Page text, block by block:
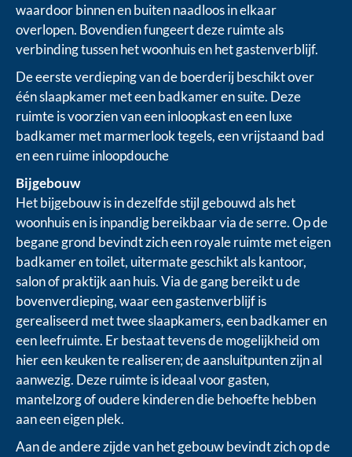
waardoor binnen en buiten naadloos in elkaar
overlopen. Bovendien fungeert deze ruimte als
verbinding tussen het woonhuis en het gastenverblijf.
De eerste verdieping van de boerderij beschikt over
één slaapkamer met een badkamer en suite. Deze
ruimte is voorzien van een inloopkast en een luxe
badkamer met marmerlook tegels, een vrijstaand bad
en een ruime inloopdouche
Bijgebouw
Het bijgebouw is in dezelfde stijl gebouwd als het
woonhuis en is inpandig bereikbaar via de serre. Op de
begane grond bevindt zich een royale ruimte met eigen
badkamer en toilet, uitermate geschikt als kantoor,
salon of praktijk aan huis. Via de gang bereikt u de
bovenverdieping, waar een gastenverblijf is
gerealiseerd met twee slaapkamers, een badkamer en
een leefruimte. Er bestaat tevens de mogelijkheid om
hier een keuken te realiseren; de aansluitpunten zijn al
aanwezig. Deze ruimte is ideaal voor gasten,
mantelzorg of oudere kinderen die behoefte hebben
aan een eigen plek.
Aan de andere zijde van het gebouw bevindt zich op de